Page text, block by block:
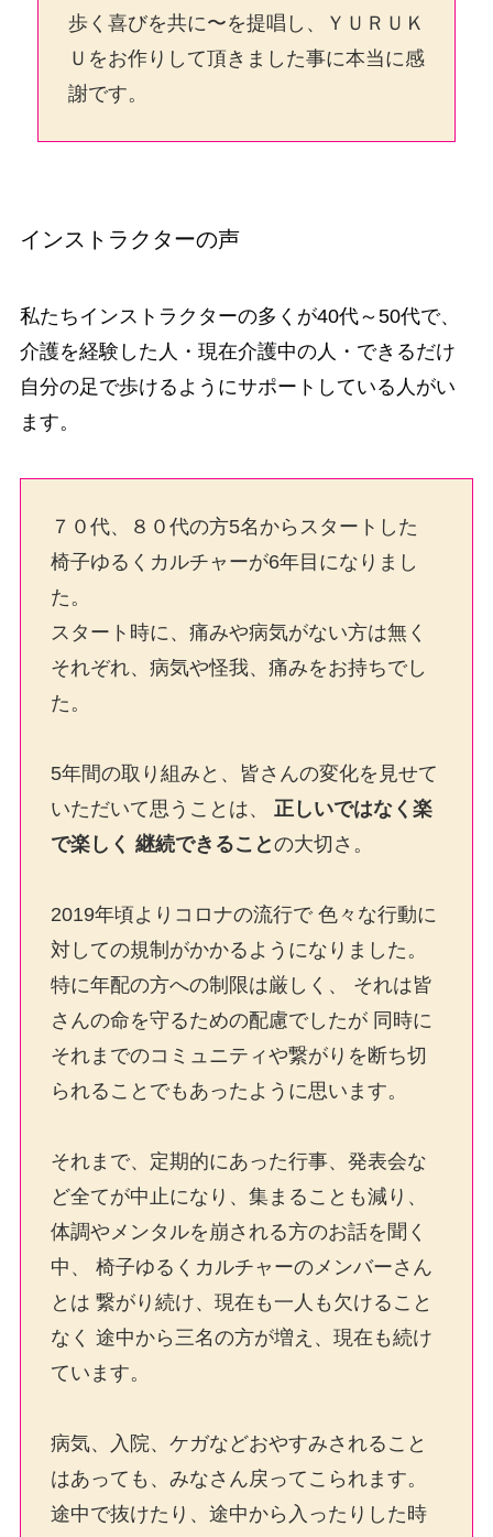
歩く喜びを共に〜を提唱し、ＹＵＲＵＫ
Ｕをお作りして頂きました事に本当に感
謝です。
インストラクターの声
私たちインストラクターの多くが40代～50代で、
介護を経験した人・現在介護中の人・できるだけ
自分の足で歩けるようにサポートしている人がい
ます。
７０代、８０代の方5名からスタートした
椅子ゆるくカルチャーが6年目になりまし
た。
スタート時に、痛みや病気がない方は無く
それぞれ、病気や怪我、痛みをお持ちでし
た。
5年間の取り組みと、皆さんの変化を見せて
いただいて思うことは、 正しいではなく楽
で楽しく 継続できることの大切さ。
2019年頃よりコロナの流行で 色々な行動に
対しての規制がかかるようになりました。
特に年配の方への制限は厳しく、 それは皆
さんの命を守るための配慮でしたが 同時に
それまでのコミュニティや繋がりを断ち切
られることでもあったように思います。
それまで、定期的にあった行事、発表会な
ど全てが中止になり、集まることも減り、
体調やメンタルを崩される方のお話を聞く
中、 椅子ゆるくカルチャーのメンバーさん
とは 繋がり続け、現在も一人も欠けること
なく 途中から三名の方が増え、現在も続け
ています。
病気、入院、ケガなどおやすみされること
はあっても、みなさん戻ってこられます。
途中で抜けたり、途中から入ったりした時